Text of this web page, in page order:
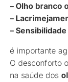
– Olho branco
–
–
é importante
O desconforto
na saúde dos